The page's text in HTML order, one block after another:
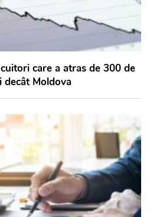
care a atras de 300 de
Moldova